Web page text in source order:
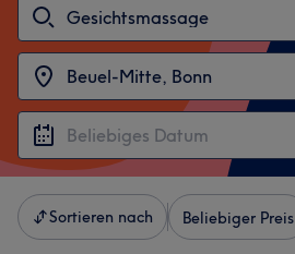
Sortieren nach Beliebiger Preis